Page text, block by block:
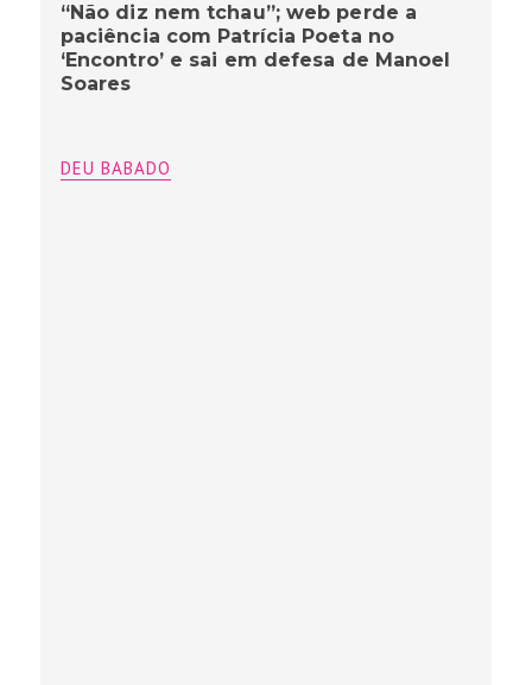
“Não diz nem tchau”; web perde a
paciência com Patrícia Poeta no
‘Encontro’ e sai em defesa de Manoel
Soares
DEU BABADO